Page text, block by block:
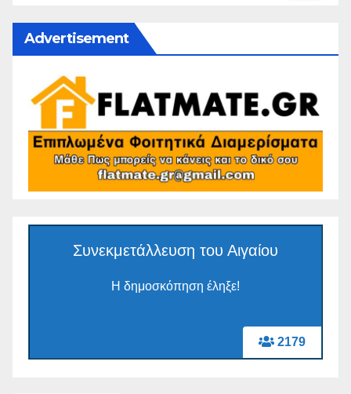
Advertisement
2179
Συνεκμετάλλευση του Αιγαίου
Η δημοσκόπηση έληξε!